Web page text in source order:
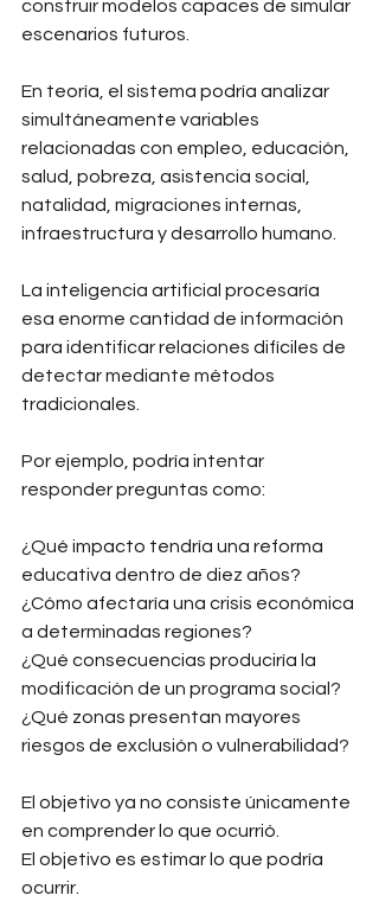
construir modelos capaces de simular
escenarios futuros.
En teoría, el sistema podría analizar
simultáneamente variables
relacionadas con empleo, educación,
salud, pobreza, asistencia social,
natalidad, migraciones internas,
infraestructura y desarrollo humano.
La inteligencia artificial procesaría
esa enorme cantidad de información
para identificar relaciones difíciles de
detectar mediante métodos
tradicionales.
Por ejemplo, podría intentar
responder preguntas como:
¿Qué impacto tendría una reforma
educativa dentro de diez años?
¿Cómo afectaría una crisis económica
a determinadas regiones?
¿Qué consecuencias produciría la
modificación de un programa social?
¿Qué zonas presentan mayores
riesgos de exclusión o vulnerabilidad?
El objetivo ya no consiste únicamente
en comprender lo que ocurrió.
El objetivo es estimar lo que podría
ocurrir.